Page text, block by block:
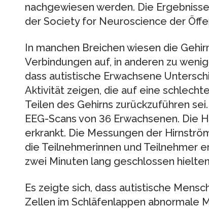
nachgewiesen werden. Die
der Society for Neuroscience der
In manchen Breichen wiesen die
Verbindungen auf, in anderen zu
dass autistische Erwachsene
Aktivität zeigen, die auf eine
Teilen des Gehirns zurückzuführen
EEG-Scans von 36 Erwachsenen. Die
erkrankt. Die Messungen der
die Teilnehmerinnen und Teilnehmer
zwei Minuten lang geschlossen
Es zeigte sich, dass autistische
Zellen im Schläfenlappen abnormale